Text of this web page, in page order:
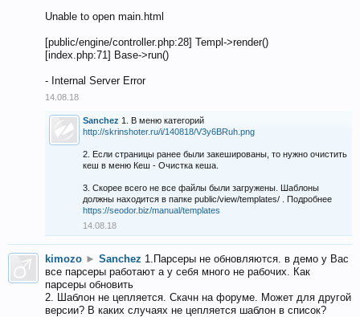
Unable to open main.html
[public/engine/controller.php:28] Templ->render()
[index.php:71] Base->run()
- Internal Server Error
14.08.18
Sanchez 1. В меню категорий
http://skrinshoter.ru/i/140818/V3y6BRuh.png
2. Если страницы ранее были закешированы, то нужно очистить
кеш в меню Кеш - Очистка кеша.
3. Скорее всего не все файлы были загружены. Шаблоны
должны находится в папке public/view/templates/ . Подробнее
https://seodor.biz/manual/templates
14.08.18
kimozo ► Sanchez 1.Парсеры не обновляются. в демо у Вас
все парсеры работают а у себя много не рабочих. Как
парсеры обновить
2. Шаблон не цепляется. Скачн на форуме. Может для другой
версии? В каких случаях не цепляется шаблон в список?